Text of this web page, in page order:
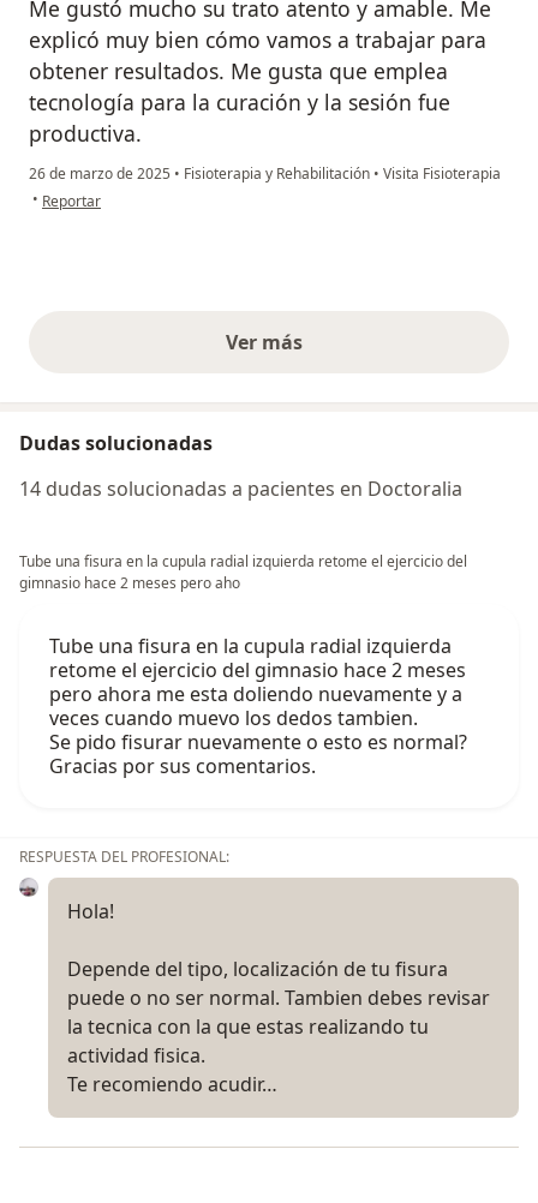
Me gustó mucho su trato atento y amable. Me
explicó muy bien cómo vamos a trabajar para
obtener resultados. Me gusta que emplea
tecnología para la curación y la sesión fue
productiva.
26 de marzo de 2025 • Fisioterapia y Rehabilitación • Visita Fisioterapia
• en opinión del usuario Mónica Silva Döring
Reportar
Ver másopiniones anteriores
Dudas solucionadas
14 dudas solucionadas a pacientes en Doctoralia
Tube una fisura en la cupula radial izquierda retome el ejercicio del
gimnasio hace 2 meses pero aho
Tube una fisura en la cupula radial izquierda
retome el ejercicio del gimnasio hace 2 meses
pero ahora me esta doliendo nuevamente y a
veces cuando muevo los dedos tambien.
Se pido fisurar nuevamente o esto es normal?
Gracias por sus comentarios.
RESPUESTA DEL PROFESIONAL:
Hola!
Depende del tipo, localización de tu fisura
puede o no ser normal. Tambien debes revisar
la tecnica con la que estas realizando tu
actividad fisica.
Te recomiendo acudir…